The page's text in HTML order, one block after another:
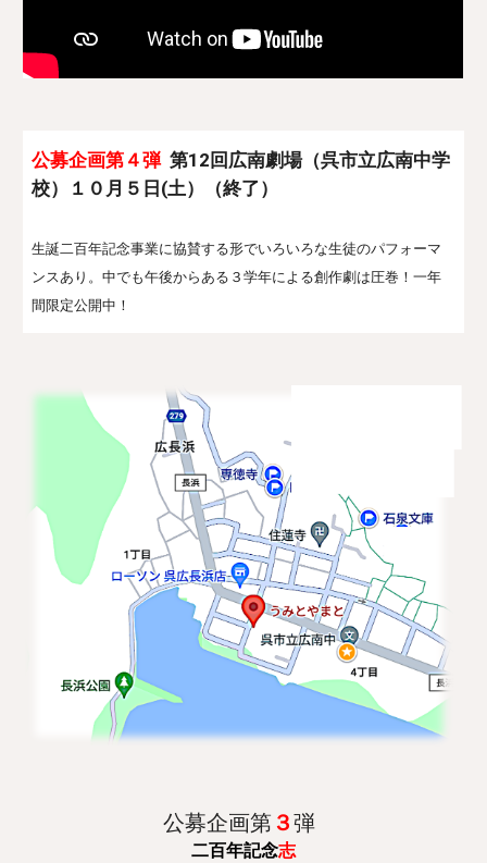
公募企画第 ４弾 第12回広南劇場（呉市立広南中学
校）１０月５日(土）（終了）
生誕二百年記念事業に協賛する形でいろいろな生徒のパフォーマ
ンスあり。中でも午後からある３学年による創作劇は圧巻！一年
間限定公開中！
公募企画第 ３弾
二百年記念志